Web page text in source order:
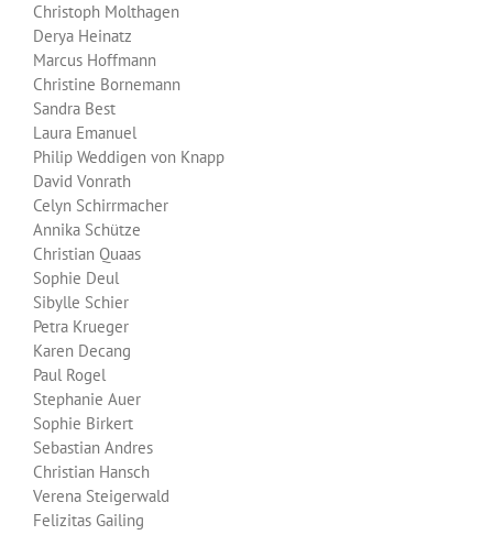
Christoph Molthagen
Derya Heinatz
Marcus Hoffmann
Christine Bornemann
Sandra Best
Laura Emanuel
Philip Weddigen von Knapp
David Vonrath
Celyn Schirrmacher
Annika Schütze
Christian Quaas
Sophie Deul
Sibylle Schier
Petra Krueger
Karen Decang
Paul Rogel
Stephanie Auer
Sophie Birkert
Sebastian Andres
Christian Hansch
Verena Steigerwald
Felizitas Gailing